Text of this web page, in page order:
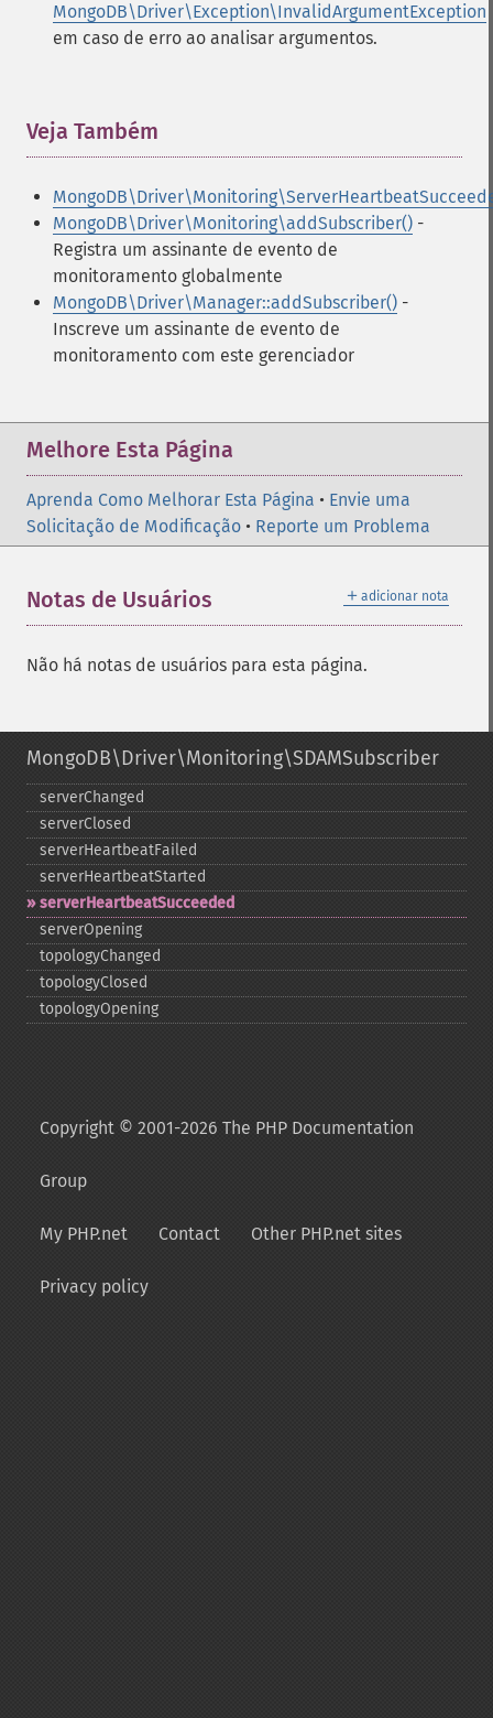
MongoDB\Driver\Exception\InvalidArgumentException
em caso de erro ao analisar argumentos.
Veja Também
MongoDB\Driver\Monitoring\addSubscriber() -
Registra um assinante de evento de
monitoramento globalmente
MongoDB\Driver\Manager::addSubscriber() -
Inscreve um assinante de evento de
monitoramento com este gerenciador
Melhore Esta Página
Aprenda Como Melhorar Esta Página • Envie uma
Solicitação de Modificação • Reporte um Problema
＋ adicionar nota
Notas de Usuários
Não há notas de usuários para esta página.
MongoDB\Driver\Monitoring\SDAMSubscriber
serverChanged
serverClosed
serverHeartbeatFailed
serverHeartbeatStarted
serverHeartbeatSucceeded
serverOpening
topologyChanged
topologyClosed
topologyOpening
Copyright © 2001-2026 The PHP Documentation
Group
My PHP.net Contact Other PHP.net sites
Privacy policy